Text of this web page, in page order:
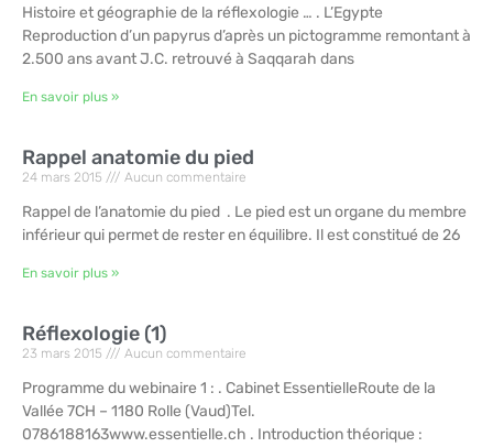
Histoire et géographie de la réflexologie … . L’Egypte
Reproduction d’un papyrus d’après un pictogramme remontant à
2.500 ans avant J.C. retrouvé à Saqqarah dans
En savoir plus »
Rappel anatomie du pied
24 mars 2015 Aucun commentaire
Rappel de l’anatomie du pied . Le pied est un organe du membre
inférieur qui permet de rester en équilibre. Il est constitué de 26
En savoir plus »
Réflexologie (1)
23 mars 2015 Aucun commentaire
Programme du webinaire 1 : . Cabinet EssentielleRoute de la
Vallée 7CH – 1180 Rolle (Vaud)Tel.
0786188163www.essentielle.ch . Introduction théorique :